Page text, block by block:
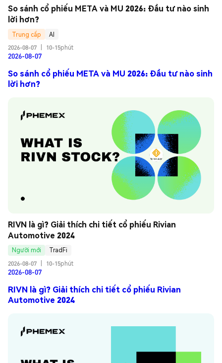
So sánh cổ phiếu META và MU 2026: Đầu tư nào sinh
lời hơn?
Trung cấp
AI
2026-08-07
10-15phút
2026-08-07
So sánh cổ phiếu META và MU 2026: Đầu tư nào sinh
lời hơn?
RIVN là gì? Giải thích chi tiết cổ phiếu Rivian
Automotive 2024
Người mới
TradFi
2026-08-07
10-15phút
2026-08-07
RIVN là gì? Giải thích chi tiết cổ phiếu Rivian
Automotive 2024